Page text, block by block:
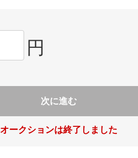
円
次に進む
オークションは終了しました